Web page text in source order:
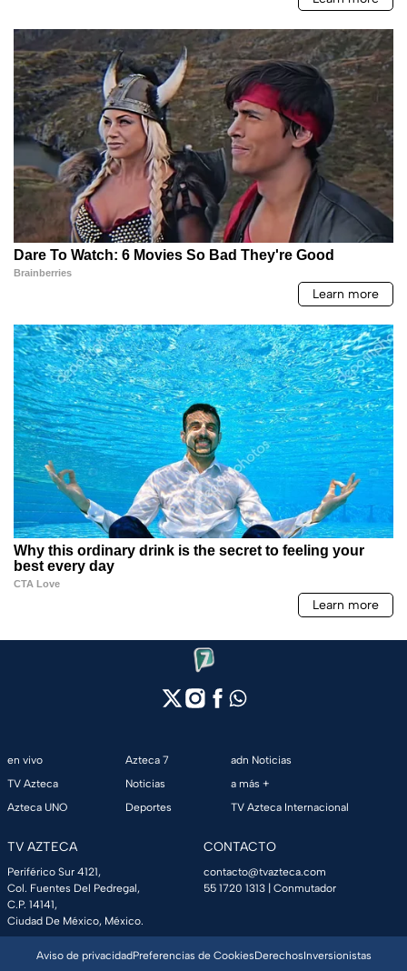
en vivo
TV Azteca
Azteca UNO
Azteca 7
Noticias
Deportes
adn Noticias
a más +
TV Azteca Internacional
TV AZTECA
Periférico Sur 4121,
Col. Fuentes Del Pedregal,
C.P. 14141,
Ciudad De México, México.
CONTACTO
contacto@tvazteca.com
55 1720 1313 | Conmutador
Aviso de privacidadPreferencias de CookiesDerechosInversionistas